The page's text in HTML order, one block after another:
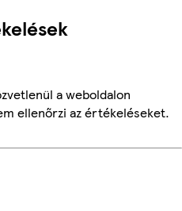
a weboldalon
ellenőrzi az értékeléseket.